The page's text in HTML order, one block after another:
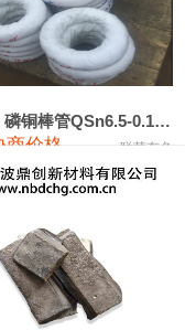
17,500 0
19,000 100
18,100 100
9,700
10,400
磷铜丝 磷铜棒管QSn6.5-0.1 7-0.2 8-0.3
商价格 联荣有色